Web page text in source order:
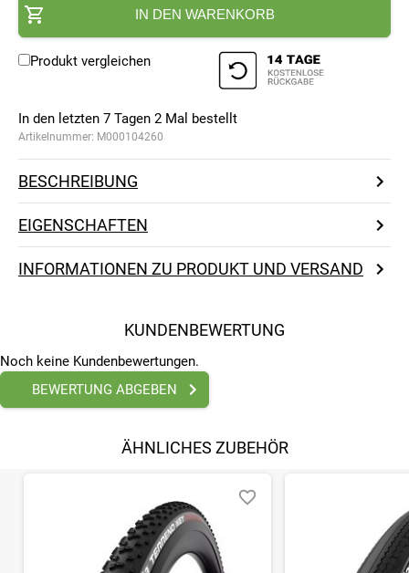
IN DEN WARENKORB
Produkt vergleichen
In den letzten 7 Tagen 2 Mal bestellt
Artikelnummer: M000104260
BESCHREIBUNG
EIGENSCHAFTEN
INFORMATIONEN ZU PRODUKT UND VERSAND
KUNDENBEWERTUNG
Noch keine Kundenbewertungen.
BEWERTUNG ABGEBEN
ÄHNLICHES ZUBEHÖR